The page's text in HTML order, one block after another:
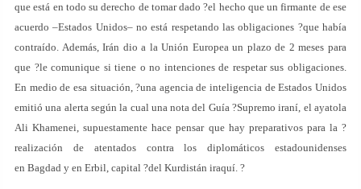
que está en todo su derecho de tomar dado ?el hecho que un firmante de ese
acuerdo –Estados Unidos– no está respetando las obligaciones ?que había
contraído. Además, Irán dio a la Unión Europea un plazo de 2 meses para
que ?le comunique si tiene o no intenciones de respetar sus obligaciones.
En medio de esa situación, ?una agencia de inteligencia de Estados Unidos
emitió una alerta según la cual una nota del Guía ?Supremo iraní, el ayatola
Ali Khamenei, supuestamente hace pensar que hay preparativos para la ?
realización de atentados contra los diplomáticos estadounidenses
en Bagdad y en Erbil, capital ?del Kurdistán iraquí. ?